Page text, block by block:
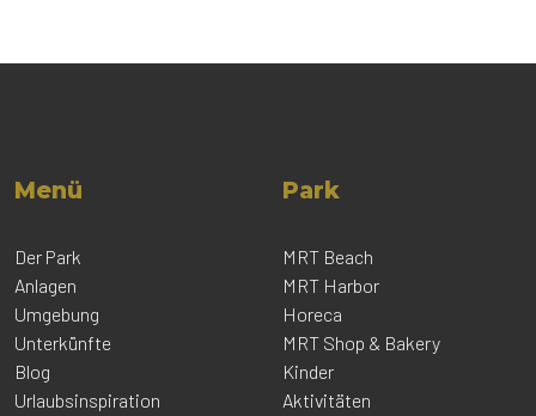
Menü
Der Park
Anlagen
Umgebung
Unterkünfte
Blog
Urlaubsinspiration
Park
MRT Beach
MRT Harbor
Horeca
MRT Shop & Bakery
Kinder
Aktivitäten